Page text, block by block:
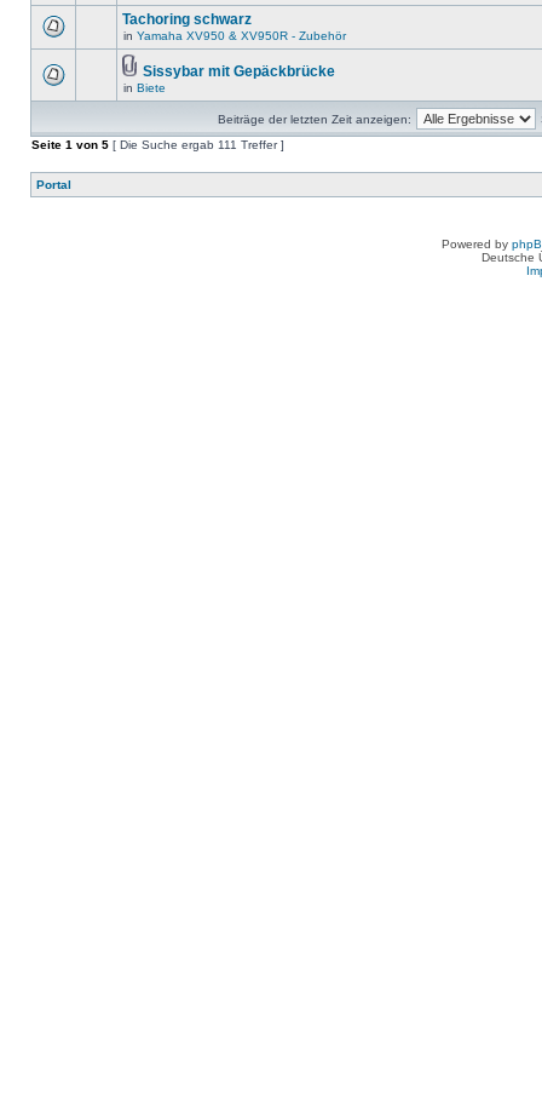
Tachoring schwarz
in Yamaha XV950 & XV950R - Zubehör
Sissybar mit Gepäckbrücke
in Biete
Beiträge der letzten Zeit anzeigen:
Seite 1 von 5 [ Die Suche ergab 111 Treffer ]
Portal
Powered by
Deutsche